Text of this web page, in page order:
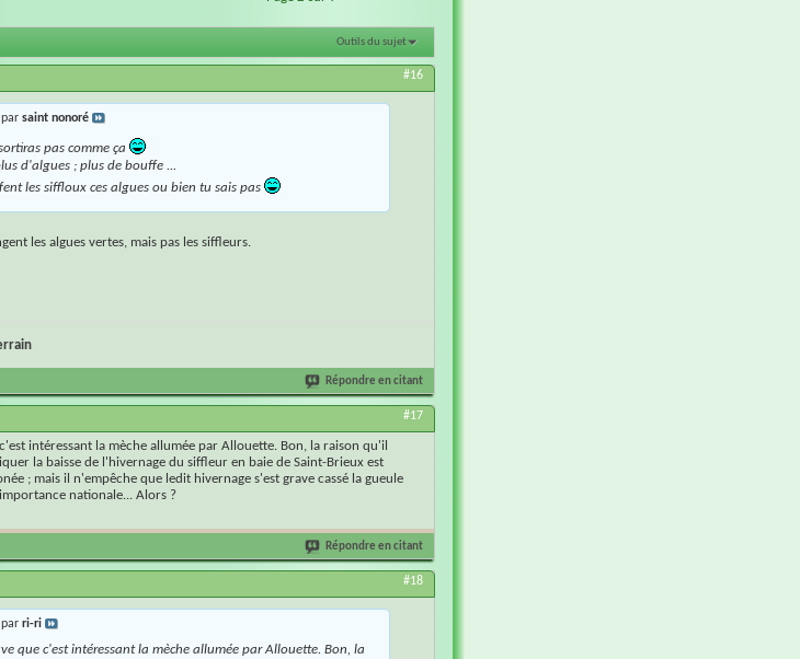
Outils du sujet
#16
par saint nonoré
pas comme ça
d'algues ; plus de bouffe ...
les siffloux ces algues ou bien tu sais pas
les algues vertes, mais pas les siffleurs.
Répondre en citant
#17
intéressant la mèche allumée par Allouette. Bon, la raison qu'il
la baisse de l'hivernage du siffleur en baie de Saint-Brieux est
; mais il n'empêche que ledit hivernage s'est grave cassé la gueule
nationale... Alors ?
Répondre en citant
#18
par ri-ri
que c'est intéressant la mèche allumée par Allouette. Bon, la